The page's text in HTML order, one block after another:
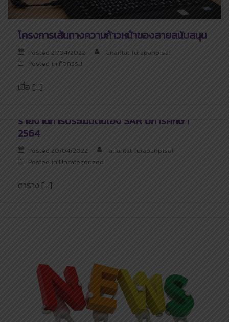
โครงการเส้นทางความก้าวหน้าของสายสนับสนุน
Posted 21/04/2022
anantat Turapanpisai
Posted in กิจกรรม
เมื่อ […]
รายงานการประเมินตนเอง SAR ปีการศึกษา
2564
Posted 20/04/2022
anantat Turapanpisai
Posted in Uncategorized
ตาราง […]